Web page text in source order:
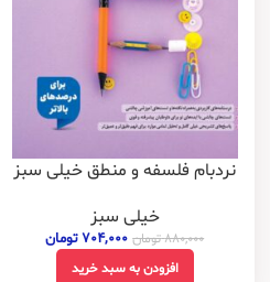
نردبام فلسفه و منطق خیلی سبز
خیلی سبز
۸۸۰,۰۰۰تومان ۷۰۴,۰۰۰ تومان
افزودن به سبد خرید